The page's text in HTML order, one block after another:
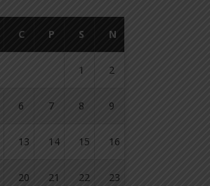
C P S N
1 2
6 7 8 9
13 14 15 16
20 21 22 23